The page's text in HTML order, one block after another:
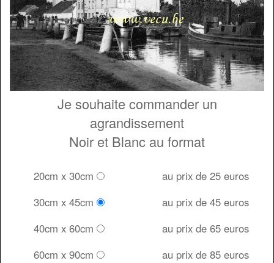
Je souhaite commander un
agrandissement
Noir et Blanc au format
20cm x 30cm
au prix de 25 euros
30cm x 45cm
au prix de 45 euros
40cm x 60cm
au prix de 65 euros
60cm x 90cm
au prix de 85 euros